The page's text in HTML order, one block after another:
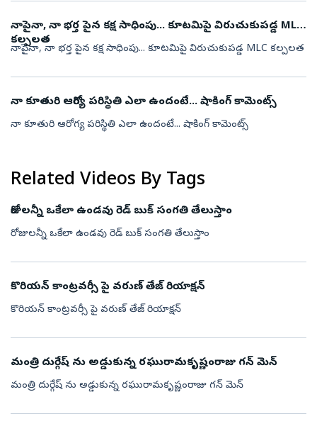
నాపైనా, నా భర్త పైన కక్ష సాధింపు... కూటమిపై విరుచుకుపడ్డ MLC
కల్పలత
నాపైనా, నా భర్త పైన కక్ష సాధింపు... కూటమిపై విరుచుకుపడ్డ MLC కల్పలత
నా కూతురి ఆరోగ్య పరిస్థితి ఎలా ఉందంటే... షాకింగ్ కామెంట్స్
నా కూతురి ఆరోగ్య పరిస్థితి ఎలా ఉందంటే... షాకింగ్ కామెంట్స్
Related Videos By Tags
రోజులన్నీ ఒకేలా ఉండవు రెడ్ బుక్ సంగతి తేలుస్తాం
రోజులన్నీ ఒకేలా ఉండవు రెడ్ బుక్ సంగతి తేలుస్తాం
కొరియన్ కాంట్రవర్సీ పై వరుణ్ తేజ్ రియాక్షన్
కొరియన్ కాంట్రవర్సీ పై వరుణ్ తేజ్ రియాక్షన్
మంత్రి దుర్గేష్ ను అడ్డుకున్న రఘురామకృష్ణంరాజు గన్ మెన్
మంత్రి దుర్గేష్ ను అడ్డుకున్న రఘురామకృష్ణంరాజు గన్ మెన్